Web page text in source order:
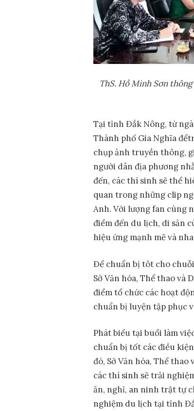
ThS. Hồ Minh Sơn
Tại tỉnh Đắk Nông, từ
Thành phố Gia Nghĩa
chụp ảnh truyền thông,
người dân địa phương
đến, các thí sinh sẽ thể
quan trong những clip
Anh. Với lượng fan cùng
điểm đến du lịch, di sản
hiệu ứng mạnh mẽ và
Để chuẩn bị tôt cho
Sở Văn hóa, Thể thao và
điểm tổ chức các hoạt
chuẩn bị luyện tập phục
Phát biểu tại buổi làm
chuẩn bị tốt các điều
đó, Sở Văn hóa, Thể
các thí sinh sẽ trải
ăn, nghỉ, an ninh trật tự
nghiệm du lịch tại tỉnh